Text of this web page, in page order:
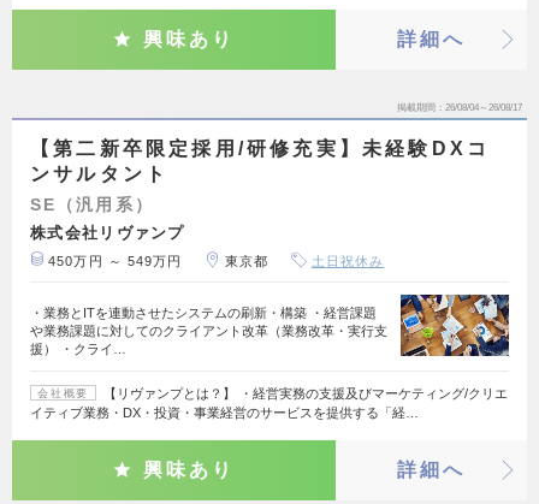
興味あり 詳細へ
掲載期間 26/08/04～26/08/17
【第二新卒限定採用/研修充実】未経験DXコ
ンサルタント
SE（汎用系）
株式会社リヴァンプ
450万円 ～ 549万円 東京都 土日祝休み
・業務とITを連動させたシステムの刷新・構築 ・経営課題
や業務課題に対してのクライアント改革（業務改革・実行支
援） ・クライ…
会社概要
【リヴァンプとは？】 ・経営実務の支援及びマーケティング/クリエ
イティブ業務・DX・投資・事業経営のサービスを提供する「経…
興味あり 詳細へ